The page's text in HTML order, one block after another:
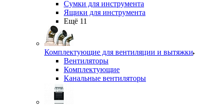
Сумки для инструмента
Ящики для инструмента
Ещё 11
Комплектующие для вентиляции и вытяжки
Вентиляторы
Комплектующие
Канальные вентиляторы